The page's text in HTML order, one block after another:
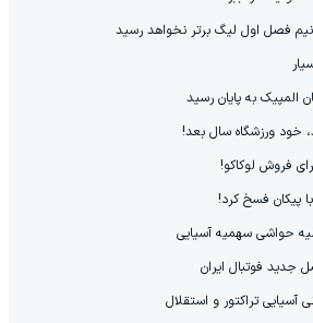
نیم فصل اول لیگ برتر نخواهد رسید
المپیک به پایان رسید
خود ورزشگاه سال بعد!
فروش لوکاکو!
پیکان فسخ کرد!
حواشی سهمیه آسیایی
جدید فوتبال ایران
تراکتور و استقلال